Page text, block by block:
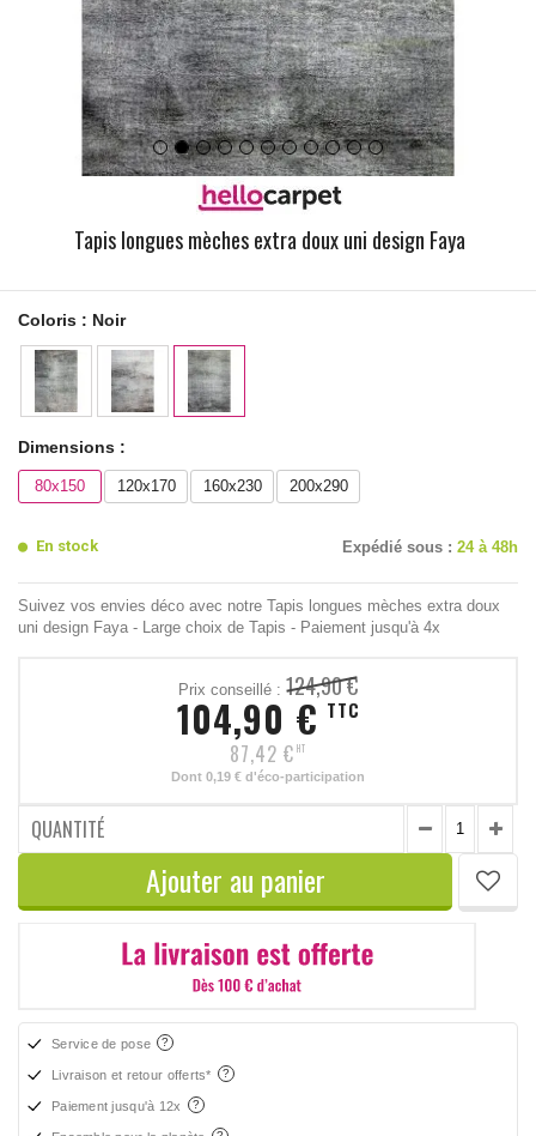
Tapis longues mèches extra doux uni design Faya
Coloris : Noir
Dimensions :
80x150 120x170 160x230 200x290
En stock Expédié sous : 24 à 48h
Suivez vos envies déco avec notre Tapis longues mèches extra doux
uni design Faya - Large choix de Tapis - Paiement jusqu'à 4x
Prix conseillé : 124,90 €
104,90 € TTC
87,42 € HT
Dont 0,19 € d'éco-participation
QUANTITÉ
Ajouter au panier
Service de pose
Livraison et retour offerts*
Paiement jusqu'à 12x